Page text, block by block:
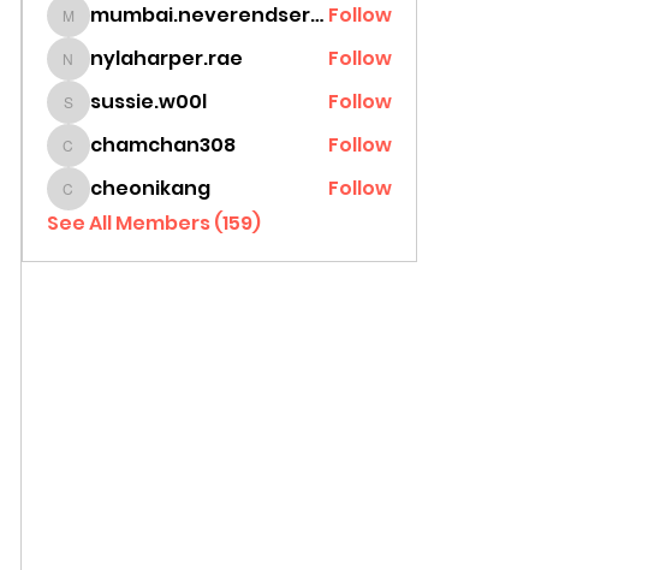
mumbai.neverendservices mumbai.neverendservices Follow
nylaharper.rae
nylaharper.rae Follow
sussie.w00l
sussie.w00l Follow
chamchan308
chamchan308 Follow
cheonikang
cheonikang
Follow
See All Members (159)